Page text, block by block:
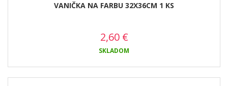
VANIČKA NA FARBU 32X36CM 1 KS
2,60 €
SKLADOM